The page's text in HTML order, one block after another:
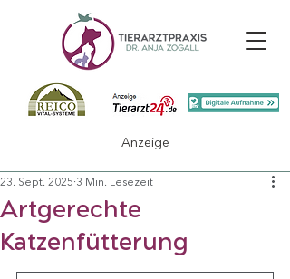
Anzeige
Artgerechte
Katzenfütterung
23. Sept. 2025 3 Min. Lesezeit